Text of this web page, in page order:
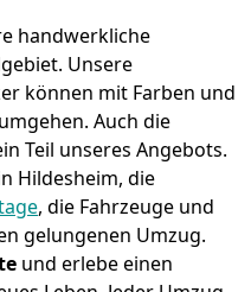
handwerkliche
Unsere
können mit Farben und
Auch die
Teil unseres Angebots.
Hildesheim, die
, die Fahrzeuge und
gelungenen Umzug.
und erlebe einen